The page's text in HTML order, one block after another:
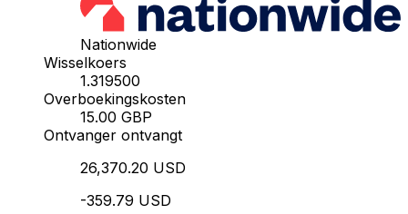
Nationwide
Wisselkoers
1.319500
Overboekingskosten
15.00 GBP
Ontvanger ontvangt
26,370.20 USD
-359.79 USD